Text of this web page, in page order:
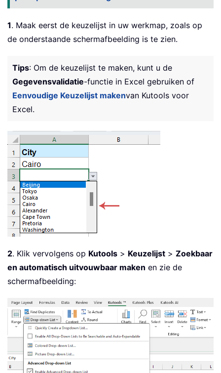
1. Maak eerst de keuzelijst in uw werkmap, zoals op
de onderstaande schermafbeelding is te zien.
Tips: Om de keuzelijst te maken, kunt u de
Gegevensvalidatie-functie in Excel gebruiken of
Eenvoudige Keuzelijst makenvan Kutools voor
Excel.
2. Klik vervolgens op Kutools > Keuzelijst > Zoekbaar
en automatisch uitvouwbaar maken en zie de
schermafbeelding: